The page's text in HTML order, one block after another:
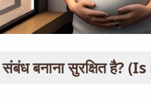
संबंध बनाना सुरक्षित है?